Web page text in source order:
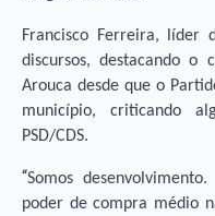
Francisco Ferreira, líder
discursos, destacando o
Arouca desde que o
município, criticando
PSD/CDS.
“Somos
poder de compra médio